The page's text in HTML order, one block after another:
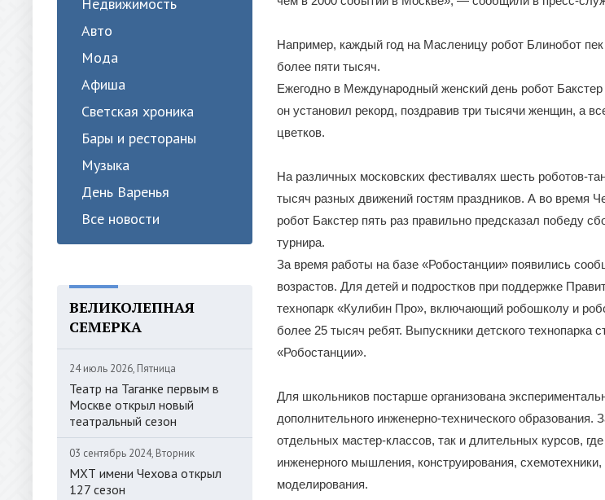
Авто
Мода
Афиша
Светская хроника
Бары и рестораны
Музыка
День Варенья
Все новости
ВЕЛИКОЛЕПНАЯ
СЕМЕРКА
24 июль 2026, Пятница
Театр на Таганке первым в
Москве открыл новый
театральный сезон
03 сентябрь 2024, Вторник
МХТ имени Чехова открыл
127 сезон
Например, каждый год на Масленицу робот Блинобот
более пяти тысяч.
Ежегодно в Международный женский день робот
он установил рекорд, поздравив три тысячи женщин, а
цветков.
На различных московских фестивалях шесть роботов-
тысяч разных движений гостям праздников. А во время
робот Бакстер пять раз правильно предсказал победу
турнира.
За время работы на базе «Робостанции» появились
возрастов. Для детей и подростков при поддержке
технопарк «Кулибин Про», включающий робошколу и
более 25 тысяч ребят. Выпускники детского
«Робостанции».
Для школьников постарше организована
дополнительного инженерно-технического образования.
отдельных мастер-классов, так и длительных курсов,
инженерного мышления, конструирования,
моделирования.